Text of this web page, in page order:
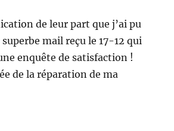
de leur part que j’ai pu
mail reçu le 17-12 qui
enquête de satisfaction !
de la réparation de ma